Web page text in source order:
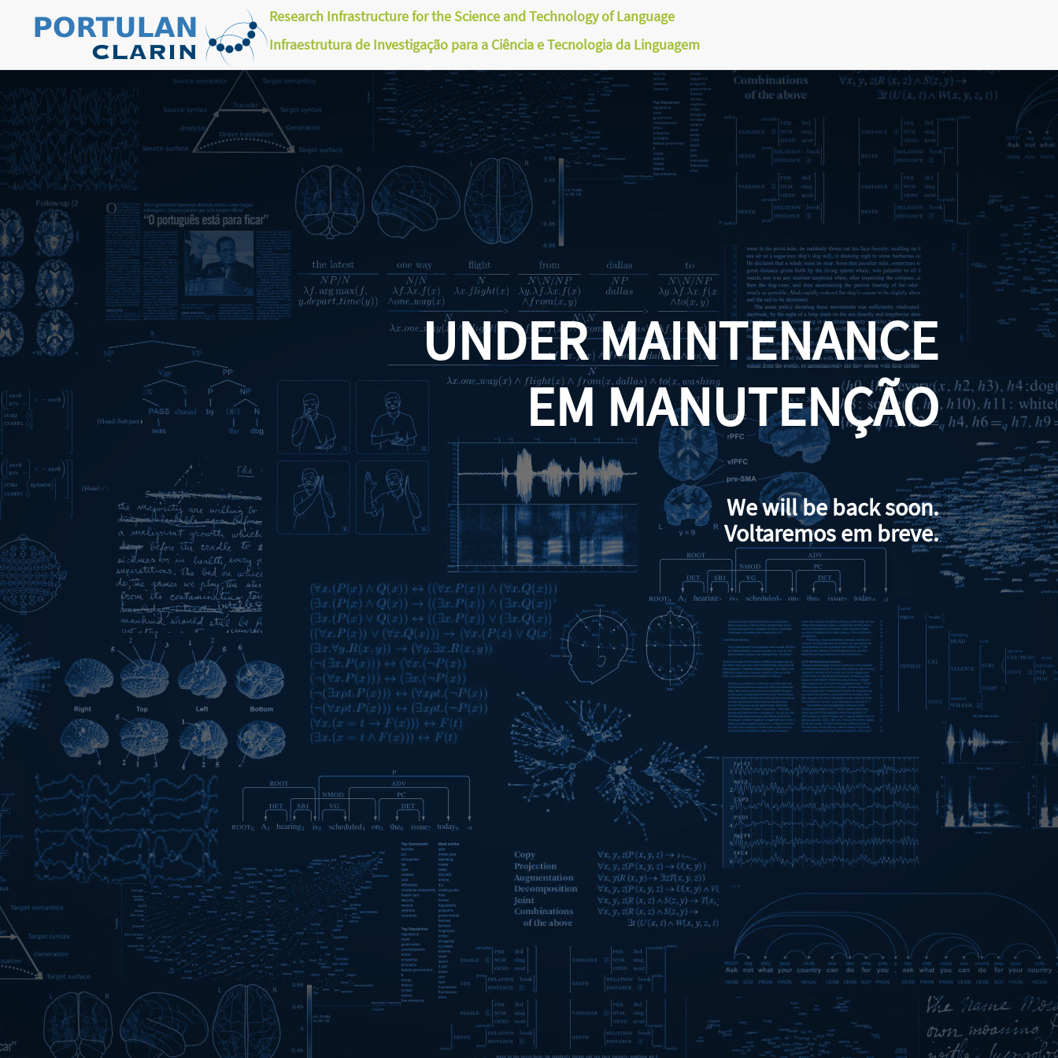
Research Infrastructure for the Science and Technology of Language
Infraestrutura de Investigação para a Ciência e Tecnologia da Linguagem
UNDER MAINTENANCE
EM MANUTENÇÃO
We will be back soon.
Voltaremos em breve.